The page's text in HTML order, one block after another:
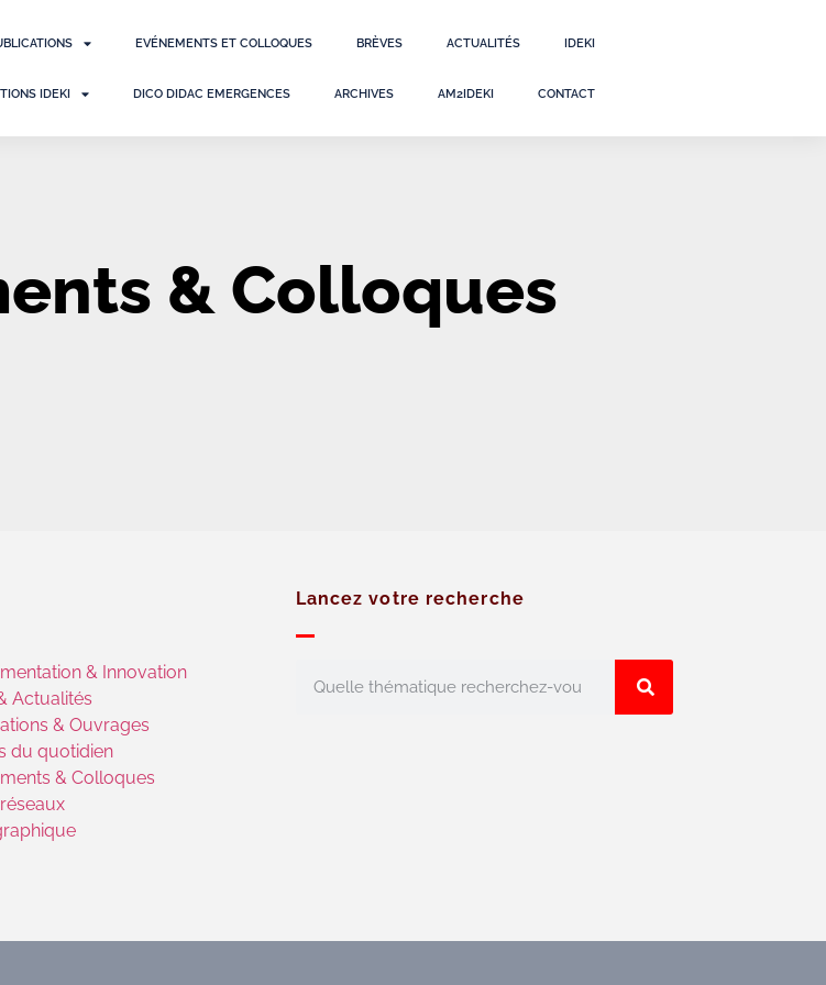
EVÉNEMENTS ET COLLOQUES BRÈVES ACTUALITÉS IDEKI
IDEKI DICO DIDAC EMERGENCES ARCHIVES AM2IDEKI CONTACT
& Colloques
& Innovation
Actualités
& Ouvrages
du quotidien
& Colloques
Lancez votre recherche